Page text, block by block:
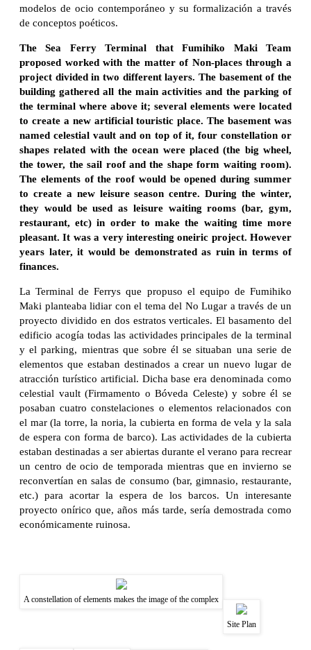
modelos de ocio contemporáneo y su formalización a través
de conceptos poéticos.
The Sea Ferry Terminal that Fumihiko Maki Team
proposed worked with the matter of Non-places through a
project divided in two different layers. The basement of the
building gathered all the main activities and the parking of
the terminal where above it; several elements were located
to create a new artificial touristic place. The basement was
named celestial vault and on top of it, four constellation or
shapes related with the ocean were placed (the big wheel,
the tower, the sail roof and the shape form waiting room).
The elements of the roof would be opened during summer
to create a new leisure season centre. During the winter,
they would be used as leisure waiting rooms (bar, gym,
restaurant, etc) in order to make the waiting time more
pleasant. It was a very interesting oneiric project. However
years later, it would be demonstrated as ruin in terms of
finances.
La Terminal de Ferrys que propuso el equipo de Fumihiko
Maki planteaba lidiar con el tema del No Lugar a través de un
proyecto dividido en dos estratos verticales. El basamento del
edificio acogía todas las actividades principales de la terminal
y el parking, mientras que sobre él se situaban una serie de
elementos que estaban destinados a crear un nuevo lugar de
atracción turístico artificial. Dicha base era denominada como
celestial vault (Firmamento o Bóveda Celeste) y sobre él se
posaban cuatro constelaciones o elementos relacionados con
el mar (la torre, la noria, la cubierta en forma de vela y la sala
de espera con forma de barco). Las actividades de la cubierta
estaban destinadas a ser abiertas durante el verano para recrear
un centro de ocio de temporada mientras que en invierno se
reconvertían en salas de consumo (bar, gimnasio, restaurante,
etc.) para acortar la espera de los barcos. Un interesante
proyecto onírico que, años más tarde, sería demostrada como
económicamente ruinosa.
A constellation of elements makes the image of the complex
Site Plan